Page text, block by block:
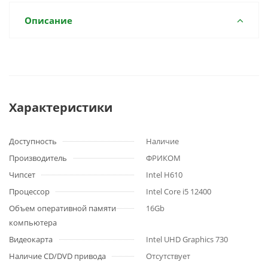
Описание
Характеристики
Доступность
Наличие
Производитель
ФРИКОМ
Чипсет
Intel H610
Процессор
Intel Core i5 12400
Объем оперативной памяти
компьютера
16Gb
Видеокарта
Intel UHD Graphics 730
Наличие CD/DVD привода
Отсутствует